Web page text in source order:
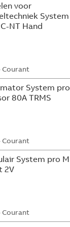
voor
System
NT Hand
Courant
System pro
80A TRMS
Courant
System pro M
2V
Courant